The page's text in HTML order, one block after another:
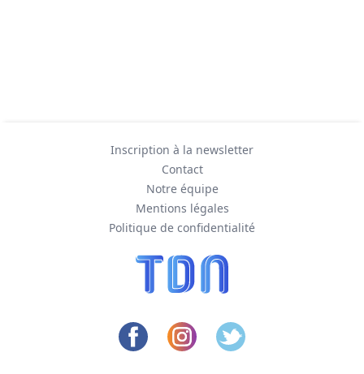
Inscription à la newsletter
Contact
Notre équipe
Mentions légales
Politique de confidentialité